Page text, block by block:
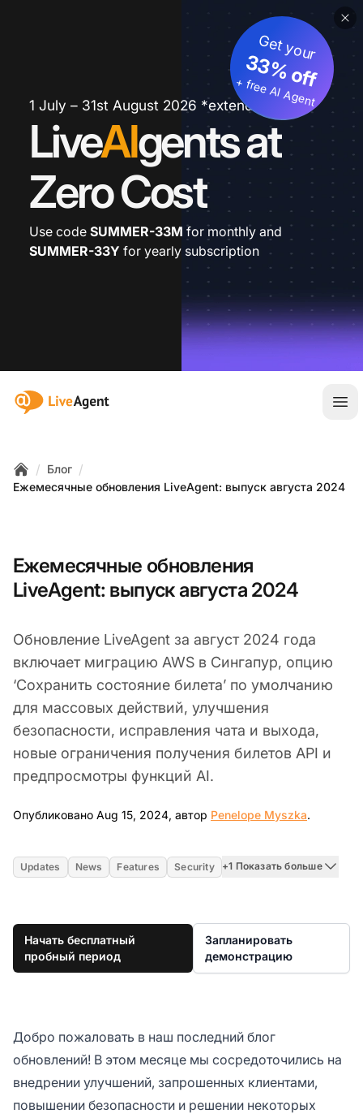
1 July – 31st August 2026 *extended
LiveAIgents at
Zero Cost
Get your
33% off
+ free AI Agent
Use code SUMMER-33M for monthly and
SUMMER-33Y for yearly subscription
:site.title
Home
/ Блог /
Ежемесячные обновления LiveAgent: выпуск августа 2024
Ежемесячные обновления
LiveAgent: выпуск августа 2024
Обновление LiveAgent за август 2024 года
включает миграцию AWS в Сингапур, опцию
‘Сохранить состояние билета’ по умолчанию
для массовых действий, улучшения
безопасности, исправления чата и выхода,
новые ограничения получения билетов API и
предпросмотры функций AI.
Опубликовано Aug 15, 2024, автор Penelope Myszka.
Updates News Features Security +1 Показать больше
Начать бесплатный
пробный период
Запланировать
демонстрацию
Добро пожаловать в наш последний блог
обновлений! В этом месяце мы сосредоточились на
внедрении улучшений, запрошенных клиентами,
повышении безопасности и решении некоторых